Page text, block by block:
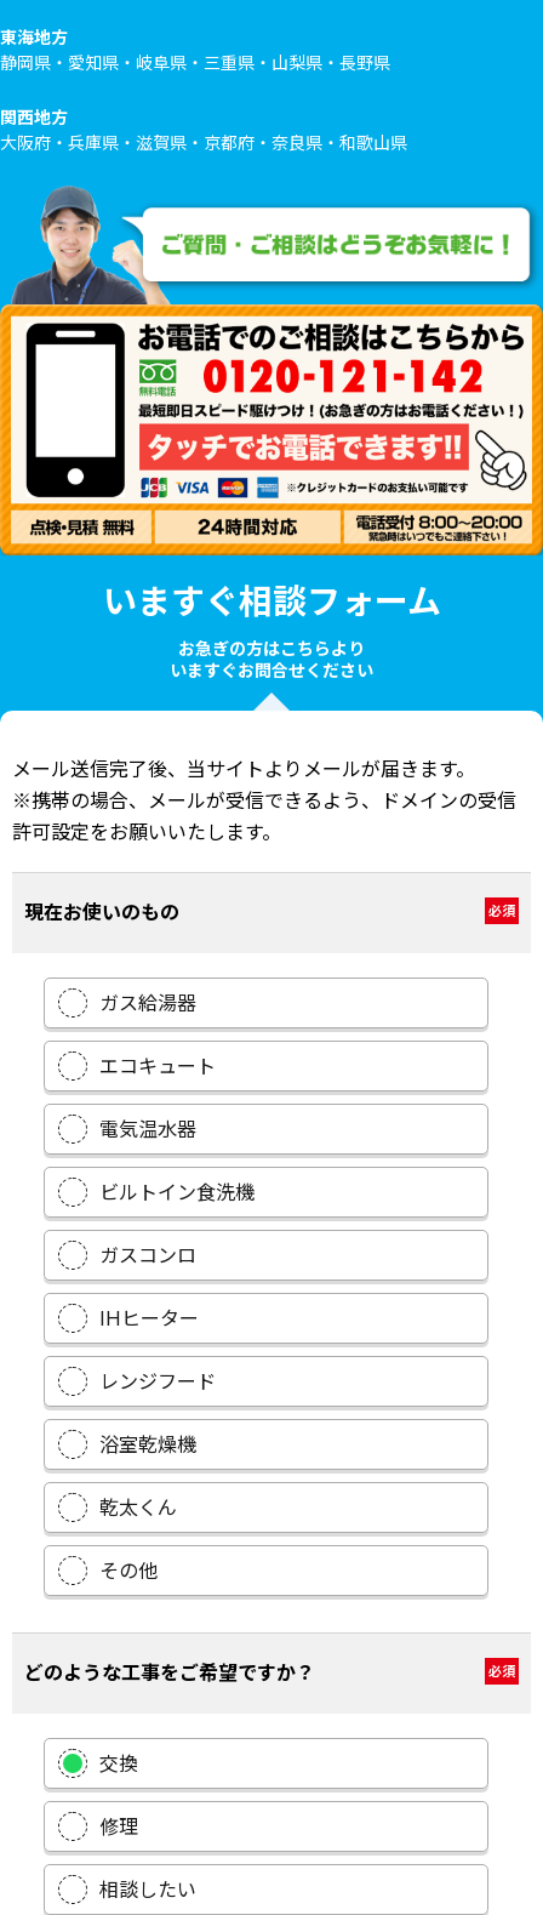
東海地方
静岡県・愛知県・岐阜県・三重県・山梨県・長野県
関西地方
大阪府・兵庫県・滋賀県・京都府・奈良県・和歌山県
いますぐ相談フォーム
お急ぎの方はこちらより
いますぐお問合せください
メール送信完了後、当サイトよりメールが届きます。
※携帯の場合、メールが受信できるよう、ドメインの受信
許可設定をお願いいたします。
現在お使いのもの 必須
ガス給湯器
エコキュート
電気温水器
ビルトイン食洗機
ガスコンロ
IHヒーター
レンジフード
浴室乾燥機
乾太くん
その他
どのような工事をご希望ですか？ 必須
交換
修理
相談したい